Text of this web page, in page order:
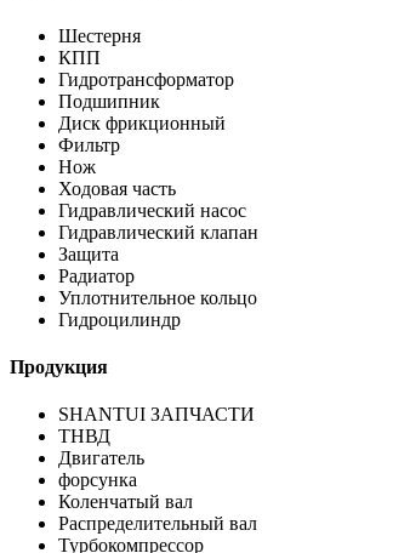
Шестерня
КПП
Гидротрансформатор
Подшипник
Диск фрикционный
Фильтр
Нож
Ходовая часть
Гидравлический насос
Гидравлический клапан
Защита
Радиатор
Уплотнительное кольцо
Гидроцилиндр
Продукция
SHANTUI ЗАПЧАСТИ
ТНВД
Двигатель
форсунка
Коленчатый вал
Распределительный вал
Турбокомпрессор